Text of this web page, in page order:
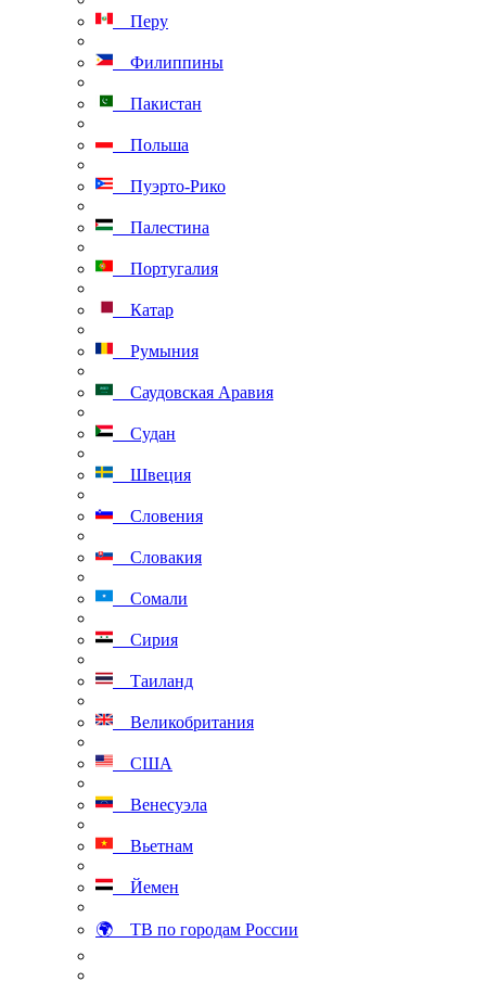
Перу
Филиппины
Пакистан
Польша
Пуэрто-Рико
Палестина
Португалия
Катар
Румыния
Саудовская Аравия
Судан
Швеция
Словения
Словакия
Сомали
Сирия
Таиланд
Великобритания
США
Венесуэла
Вьетнам
Йемен
🌍 ТВ по городам России